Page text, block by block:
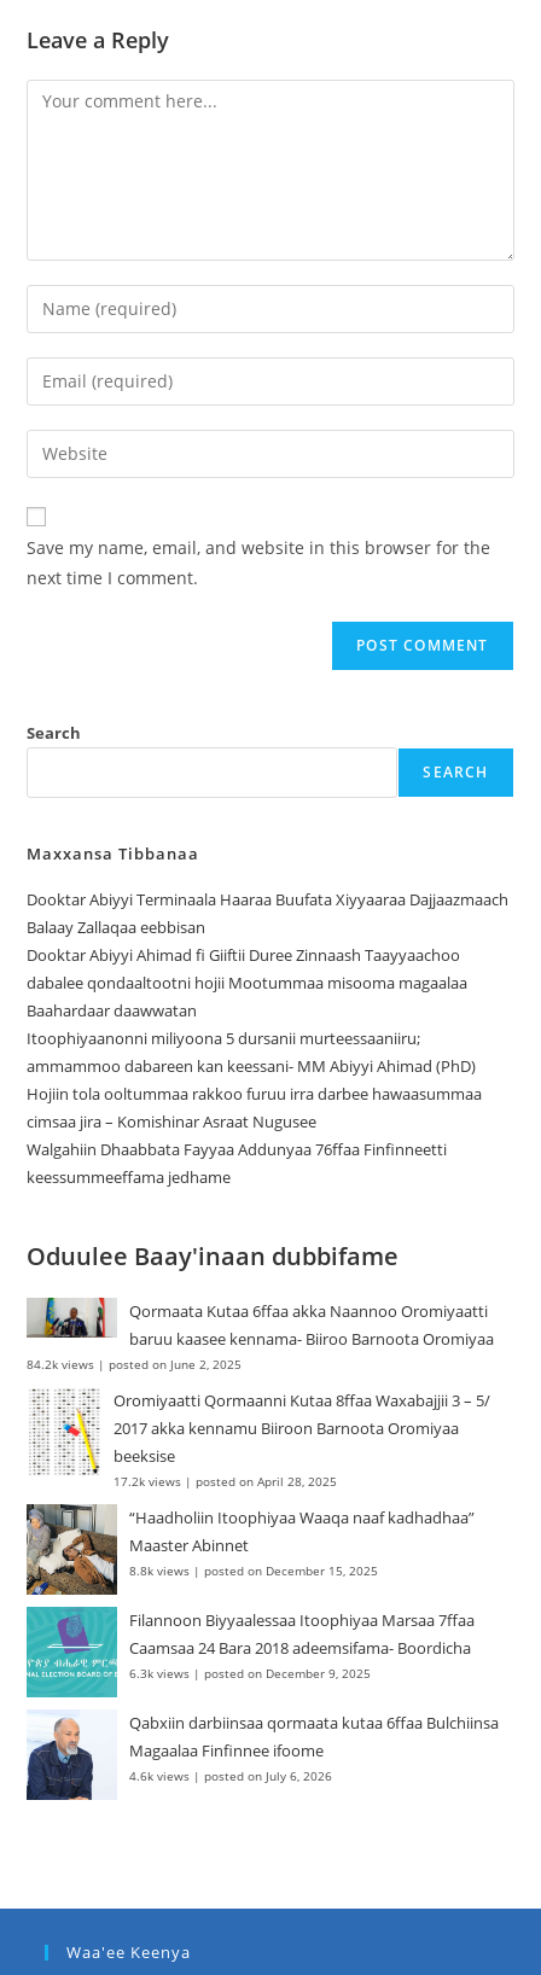
Leave a Reply
Save my name, email, and website in this browser for the
next time I comment.
Search
SEARCH
Maxxansa Tibbanaa
Dooktar Abiyyi Terminaala Haaraa Buufata Xiyyaaraa Dajjaazmaach
Balaay Zallaqaa eebbisan
Dooktar Abiyyi Ahimad fi Giiftii Duree Zinnaash Taayyaachoo
dabalee qondaaltootni hojii Mootummaa misooma magaalaa
Baahardaar daawwatan
Itoophiyaanonni miliyoona 5 dursanii murteessaaniiru;
ammammoo dabareen kan keessani- MM Abiyyi Ahimad (PhD)
Hojiin tola ooltummaa rakkoo furuu irra darbee hawaasummaa
cimsaa jira – Komishinar Asraat Nugusee
Walgahiin Dhaabbata Fayyaa Addunyaa 76ffaa Finfinneetti
keessummeeffama jedhame
Oduulee Baay'inaan dubbifame
Qormaata Kutaa 6ffaa akka Naannoo Oromiyaatti
baruu kaasee kennama- Biiroo Barnoota Oromiyaa
84.2k views |posted on June 2, 2025
Oromiyaatti Qormaanni Kutaa 8ffaa Waxabajjii 3 – 5/
2017 akka kennamu Biiroon Barnoota Oromiyaa
beeksise
17.2k views |posted on April 28, 2025
“Haadholiin Itoophiyaa Waaqa naaf kadhadhaa”
Maaster Abinnet
8.8k views |posted on December 15, 2025
Filannoon Biyyaalessaa Itoophiyaa Marsaa 7ffaa
Caamsaa 24 Bara 2018 adeemsifama- Boordicha
6.3k views |posted on December 9, 2025
Qabxiin darbiinsaa qormaata kutaa 6ffaa Bulchiinsa
Magaalaa Finfinnee ifoome
4.6k views |posted on July 6, 2026
Waa'ee Keenya